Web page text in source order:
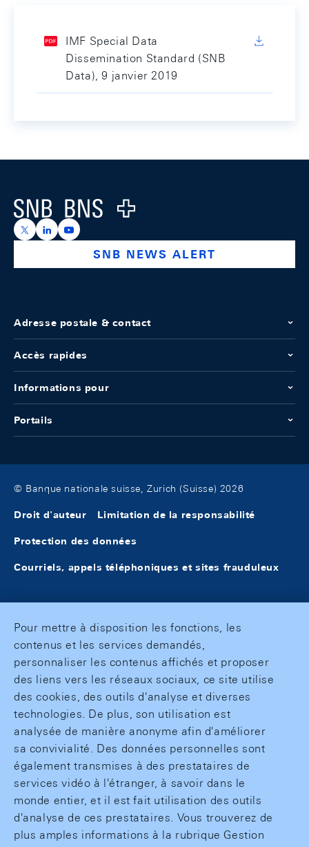
IMF Special Data
Dissemination Standard (SNB
Data), 9 janvier 2019
Logo
https://x.com/snb_bns
https://ch.linkedin.com/company/swiss-national-
https://www.youtube.com/@swissnationalbank
SNB NEWS ALERT
Adresse postale & contact
Accès rapides
Informations pour
Portails
© Banque nationale suisse, Zurich (Suisse) 2026
Droit d'auteur Limitation de la responsabilité
Protection des données
Courriels, appels téléphoniques et sites frauduleux
Pour mettre à disposition les fonctions, les
contenus et les services demandés,
personnaliser les contenus affichés et proposer
des liens vers les réseaux sociaux, ce site utilise
des cookies, des outils d'analyse et diverses
technologies. De plus, son utilisation est
analysée de manière anonyme afin d'améliorer
sa convivialité. Des données personnelles sont
également transmises à des prestataires de
services vidéo à l'étranger, à savoir dans le
monde entier, et il est fait utilisation des outils
d'analyse de ces prestataires. Vous trouverez de
plus amples informations à la rubrique Gestion